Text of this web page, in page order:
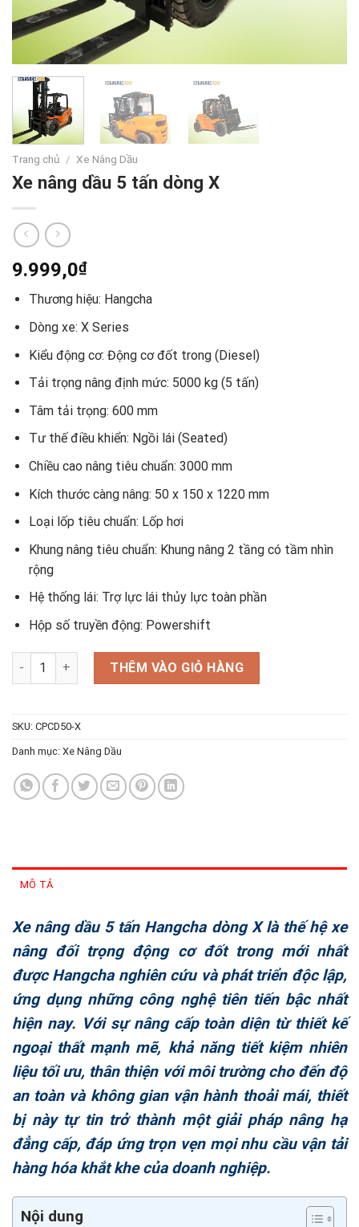
Trang chủ / Xe Nâng Dầu
Xe nâng dầu 5 tấn dòng X
9.999,0₫
Thương hiệu: Hangcha
Dòng xe: X Series
Kiểu động cơ: Động cơ đốt trong (Diesel)
Tải trọng nâng định mức: 5000 kg (5 tấn)
Tâm tải trọng: 600 mm
Tư thế điều khiển: Ngồi lái (Seated)
Chiều cao nâng tiêu chuẩn: 3000 mm
Kích thước càng nâng: 50 x 150 x 1220 mm
Loại lốp tiêu chuẩn: Lốp hơi
Khung nâng tiêu chuẩn: Khung nâng 2 tầng có tầm nhìn
rộng
Hệ thống lái: Trợ lực lái thủy lực toàn phần
Hộp số truyền động: Powershift
Xe nâng dầu 5 tấn dòng X số lượng
THÊM VÀO GIỎ HÀNG
SKU: CPCD50-X
Danh mục: Xe Nâng Dầu
MÔ TẢ
Xe nâng dầu 5 tấn Hangcha dòng X là thế hệ xe
nâng đối trọng động cơ đốt trong mới nhất
được Hangcha nghiên cứu và phát triển độc lập,
ứng dụng những công nghệ tiên tiến bậc nhất
hiện nay. Với sự nâng cấp toàn diện từ thiết kế
ngoại thất mạnh mẽ, khả năng tiết kiệm nhiên
liệu tối ưu, thân thiện với môi trường cho đến độ
an toàn và không gian vận hành thoải mái, thiết
bị này tự tin trở thành một giải pháp nâng hạ
đẳng cấp, đáp ứng trọn vẹn mọi nhu cầu vận tải
hàng hóa khắt khe của doanh nghiệp.
Nội dung